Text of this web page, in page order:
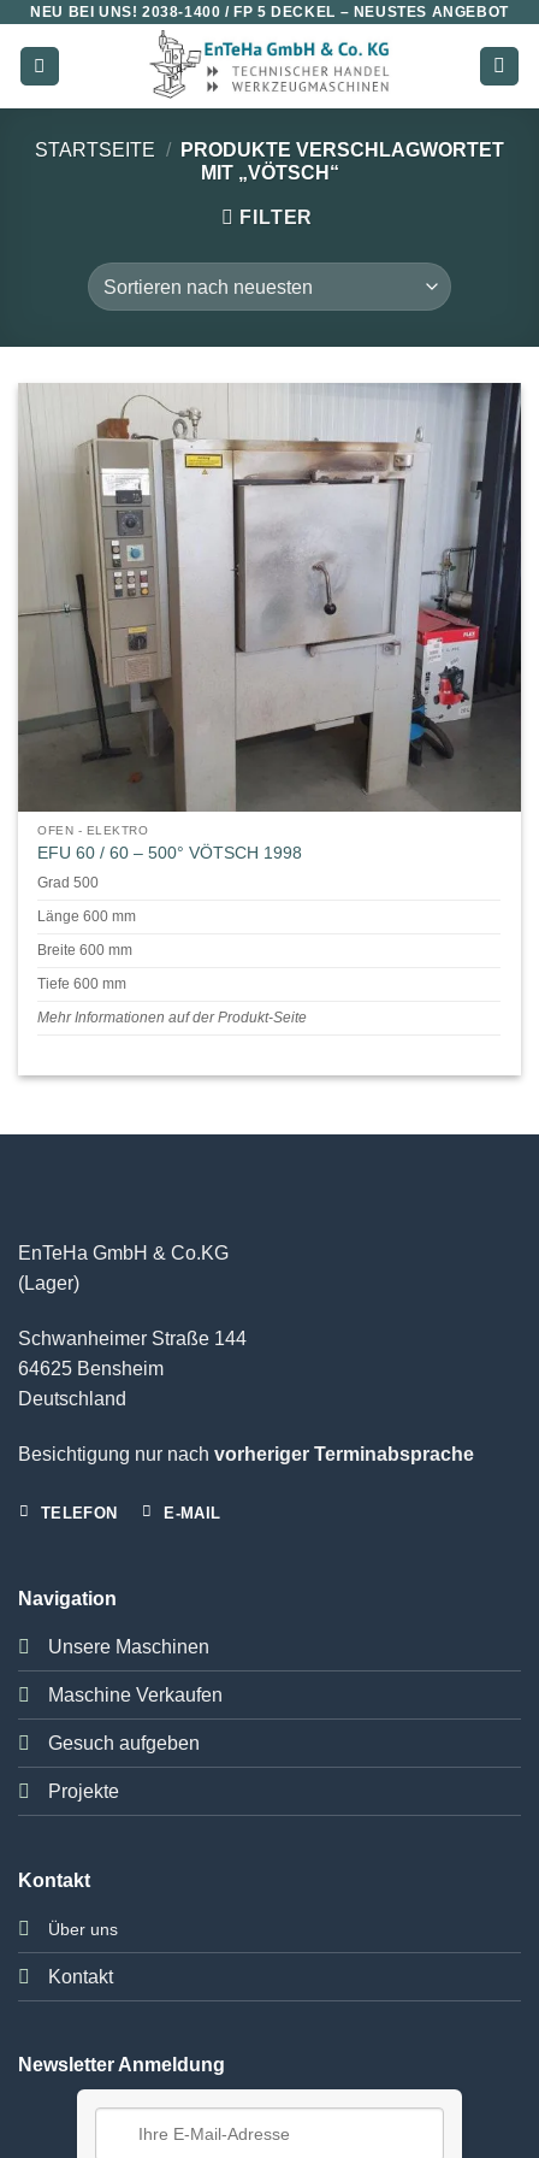
Zum
Inhalt
springen
NEU BEI UNS!2038-1400 / FP 5 DECKEL – NEUSTES ANGEBOT
STARTSEITE /
PRODUKTE VERSCHLAGWORTET
MIT „VÖTSCH“
FILTER
OFEN - ELEKTRO
EFU 60 / 60 – 500° VÖTSCH 1998
Grad 500
Länge 600 mm
Breite 600 mm
Tiefe 600 mm
Mehr Informationen auf der Produkt-Seite
EnTeHa GmbH & Co.KG
(Lager)
Schwanheimer Straße 144
64625 Bensheim
Deutschland
Besichtigung nur nach vorheriger Terminabsprache
TELEFON E-MAIL
Navigation
Unsere Maschinen
Maschine Verkaufen
Gesuch aufgeben
Projekte
Kontakt
Über uns
Kontakt
Newsletter Anmeldung